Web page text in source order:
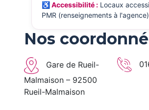
♿ Accessibilité :Locaux
PMR (renseignements à
Nos
Gare de Rueil-
Malmaison – 92500
Rueil-Malmaison